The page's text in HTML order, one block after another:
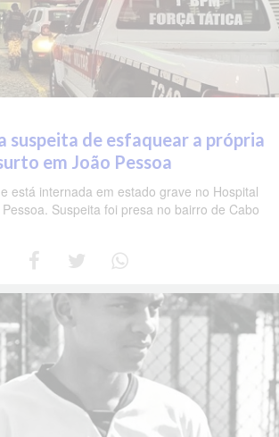
suspeita de esfaquear a própria
em João Pessoa
está internada em estado grave no Hospital
Suspeita foi presa no bairro de Cabo